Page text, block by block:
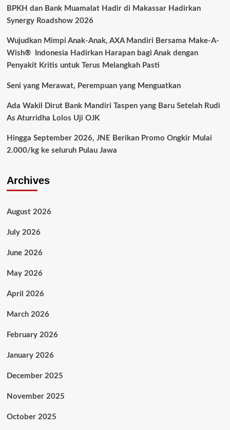
BPKH dan Bank Muamalat Hadir di Makassar Hadirkan
Synergy Roadshow 2026
Wujudkan Mimpi Anak-Anak, AXA Mandiri Bersama Make-A-
Wish® Indonesia Hadirkan Harapan bagi Anak dengan
Penyakit Kritis untuk Terus Melangkah Pasti
Seni yang Merawat, Perempuan yang Menguatkan
Ada Wakil Dirut Bank Mandiri Taspen yang Baru Setelah Rudi
As Aturridha Lolos Uji OJK
Hingga September 2026, JNE Berikan Promo Ongkir Mulai
2.000/kg ke seluruh Pulau Jawa
Archives
August 2026
July 2026
June 2026
May 2026
April 2026
March 2026
February 2026
January 2026
December 2025
November 2025
October 2025